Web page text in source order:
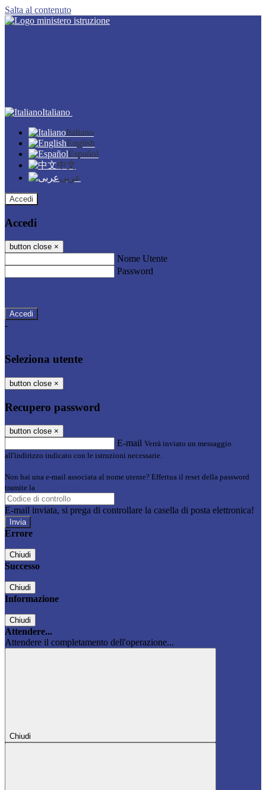
Salta al contenuto
Italiano
Italiano
English
Español
中文
عربى
Accedi
Accedi
button close ×
Nome Utente
Password
-
Seleziona utente
button close ×
Recupero password
button close ×
E-mail Verrà inviato un messaggio
all'indirizzo indicato con le istruzioni necessarie.
Non hai una e-mail associata al nome utente? Effettua il reset della password
tramite la
E-mail inviata, si prega di controllare la casella di posta elettronica!
Errore
Chiudi
Successo
Chiudi
Informazione
Chiudi
Attendere...
Attendere il completamento dell'operazione...
Chiudi